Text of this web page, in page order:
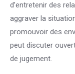
d’entretenir des
aggraver la
promouvoir des
peut discuter
de jugement.